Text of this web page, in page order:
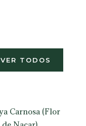
VER TODOS